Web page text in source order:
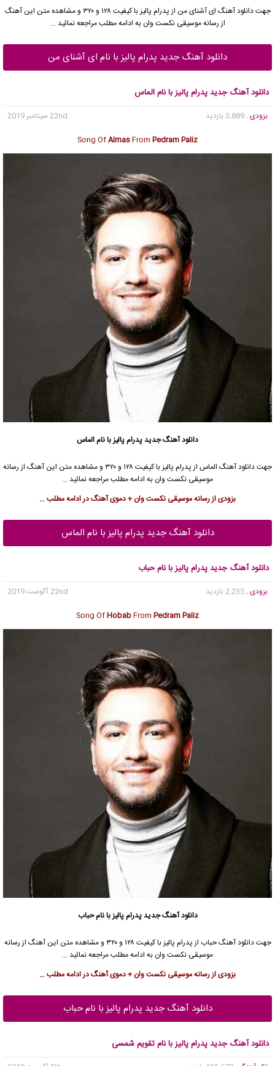
جهت دانلود آهنگ ای آشنای من از پدرام پالیز
با کیفیت ۱۲۸ و ۳۲۰ و مشاهده متن این آهنگ
از رسانه موسیقی نکست وان به ادامه مطلب مراجعه نمائید …
دانلود آهنگ جدید پدرام پالیز با نام ای آشنای من
دانلود آهنگ جدید پدرام پالیز با نام الماس
بزودی , 3,889 بازدید
22nd سپتامبر 2019
Song OfAlmasFrom Pedram Paliz
دانلود آهنگ جدیدپدرام پالیزبا نام الماس
جهت دانلود آهنگ الماس از پدرام پالیز
با کیفیت ۱۲۸ و ۳۲۰ و مشاهده متن این آهنگ از رسانه
موسیقی نکست وان به ادامه مطلب مراجعه نمائید …
بزودی از رسانه موسیقی نکست وان + دموی آهنگ در ادامه مطلب …
دانلود آهنگ جدید پدرام پالیز با نام الماس
دانلود آهنگ جدید پدرام پالیز با نام حباب
بزودی , 2,235 بازدید
22nd آگوست 2019
Song OfHobabFrom Pedram Paliz
دانلود آهنگ جدیدپدرام پالیزبا نام حباب
جهت دانلود آهنگ حباب از پدرام پالیز
با کیفیت ۱۲۸ و ۳۲۰ و مشاهده متن این آهنگ از رسانه
موسیقی نکست وان به ادامه مطلب مراجعه نمائید …
بزودی از رسانه موسیقی نکست وان + دموی آهنگ در ادامه مطلب …
دانلود آهنگ جدید پدرام پالیز با نام حباب
دانلود آهنگ جدید پدرام پالیز با نام تقویم شمسی